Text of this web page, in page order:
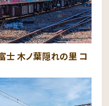
木ノ葉隠れの里 コ